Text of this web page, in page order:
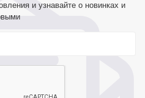
и узнавайте о новинках и